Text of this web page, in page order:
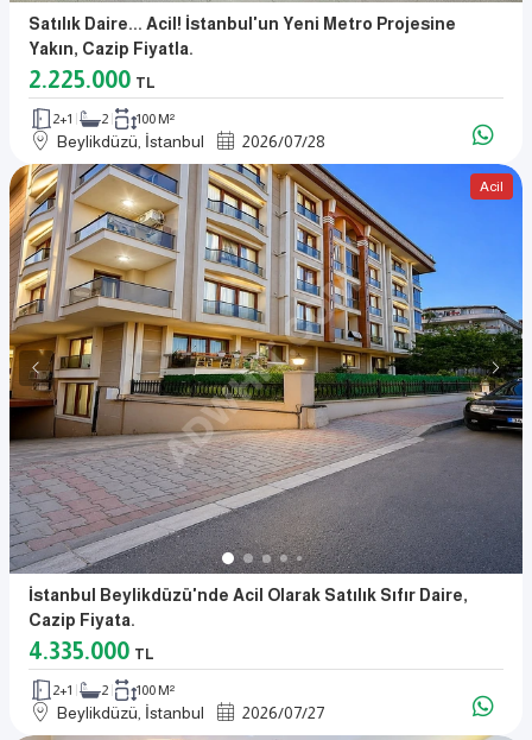
Satılık Daire... Acil! İstanbul'un Yeni Metro Projesine
Yakın, Cazip Fiyatla.
2.225.000 TL
2+1 2 100 M²
Beylikdüzü, İstanbul 2026/07/28
Acil
İstanbul Beylikdüzü'nde Acil Olarak Satılık Sıfır Daire,
Cazip Fiyata.
4.335.000 TL
2+1 2 100 M²
Beylikdüzü, İstanbul 2026/07/27